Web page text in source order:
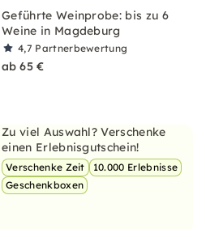
Geführte Weinprobe: bis zu 6
Weine in Magdeburg
4,7 Partnerbewertung
ab 65 €
Zu viel Auswahl? Verschenke
einen Erlebnisgutschein!
Verschenke Zeit
10.000 Erlebnisse
Geschenkboxen